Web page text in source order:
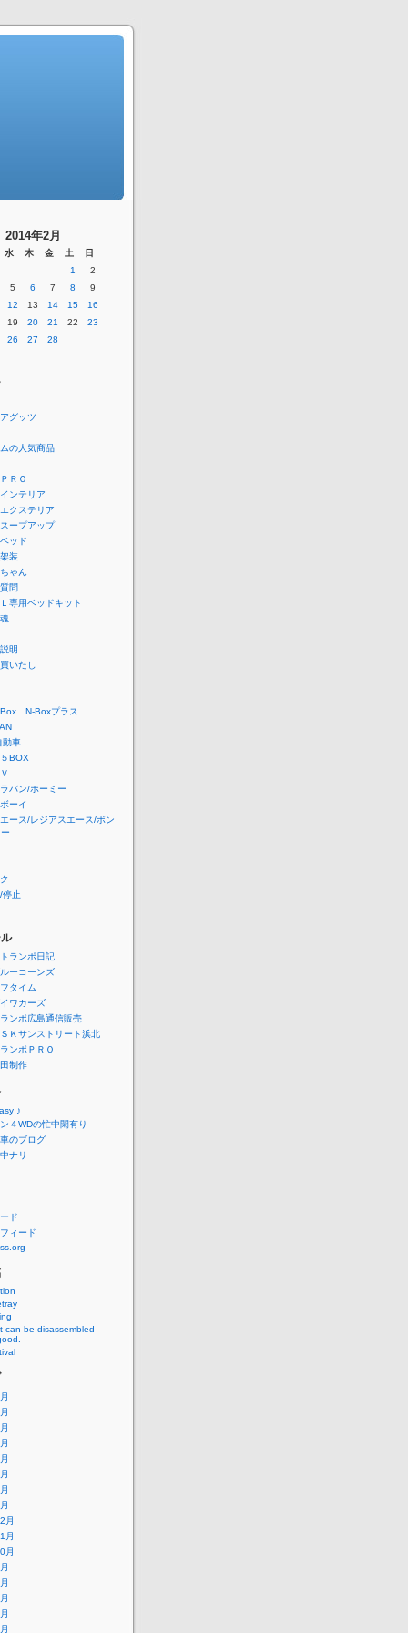
2014年2月
水 木 金 土
日
1
2
5 6 7 8
9
12 13 14 15
16
19 20 21 22
23
26 27
28
グッツ
の人気商品
ＲＯ
ンテリア
クステリア
ープアップ
ッド
装
ゃん
問
専用ベッドキット
明
いたし
N-Boxプラス
動車
BOX
バン/ホーミー
ーイ
ース/レジアスエース/ボン
停止
ランポ日記
ーコーンズ
タイム
ワカーズ
ンポ広島通信販売
Ｋサンストリート浜北
ンポＰＲＯ
制作
♪
４WDの忙中閑有り
のブログ
ナリ
ド
ィード
can be disassembled
月
月
月